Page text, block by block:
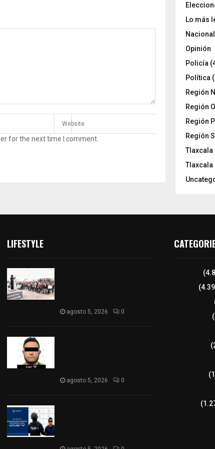
for the next time I comment.
Lo más
Nacional
Opinión
Policía
Política
Región
Región
Región
Región
Tlaxcala
Tlaxcala
LIFESTYLE
agosto 5, 2026 0
agosto 5, 2026 0